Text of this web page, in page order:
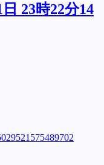
23時22分14